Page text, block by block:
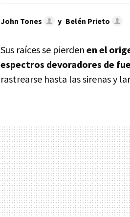
John Tones y Belén Prieto
Sus raíces se pierden en el
espectros devoradores de
rastrearse hasta las sirenas y